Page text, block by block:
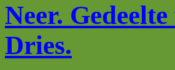
Neer.
Dries.